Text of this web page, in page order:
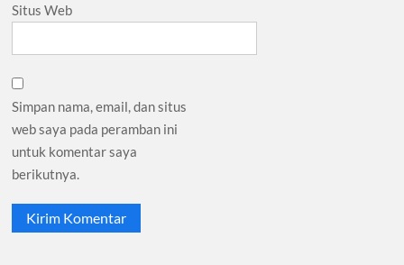
Situs Web
Simpan nama, email, dan situs
web saya pada peramban ini
untuk komentar saya
berikutnya.